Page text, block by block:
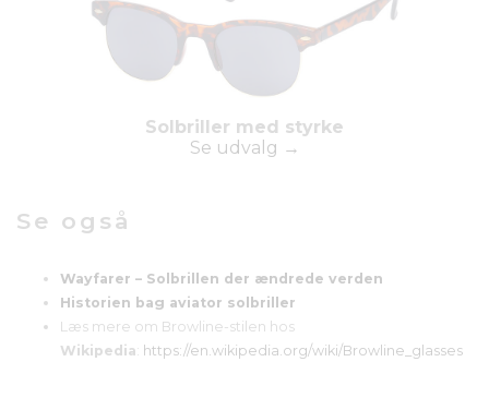
Solbriller med styrke
Se udvalg →
Se også
Wayfarer – Solbrillen der ændrede verden
Historien bag aviator solbriller
Læs mere om Browline-stilen hos
Wikipedia: https://en.wikipedia.org/wiki/Browline_glasses